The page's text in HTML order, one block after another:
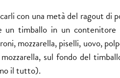
con una metà del ragout di
un timballo in un contenitore
mozzarella, piselli, uovo,
sul fondo del
il tutto).